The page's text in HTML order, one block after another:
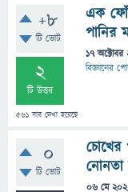
+8
টি ভোট
2
টি উত্তর
561 বার দেখা হয়েছে
এক
পানির
17
বিজ্ঞানের
0
টি ভোট
চোখের
06 মে